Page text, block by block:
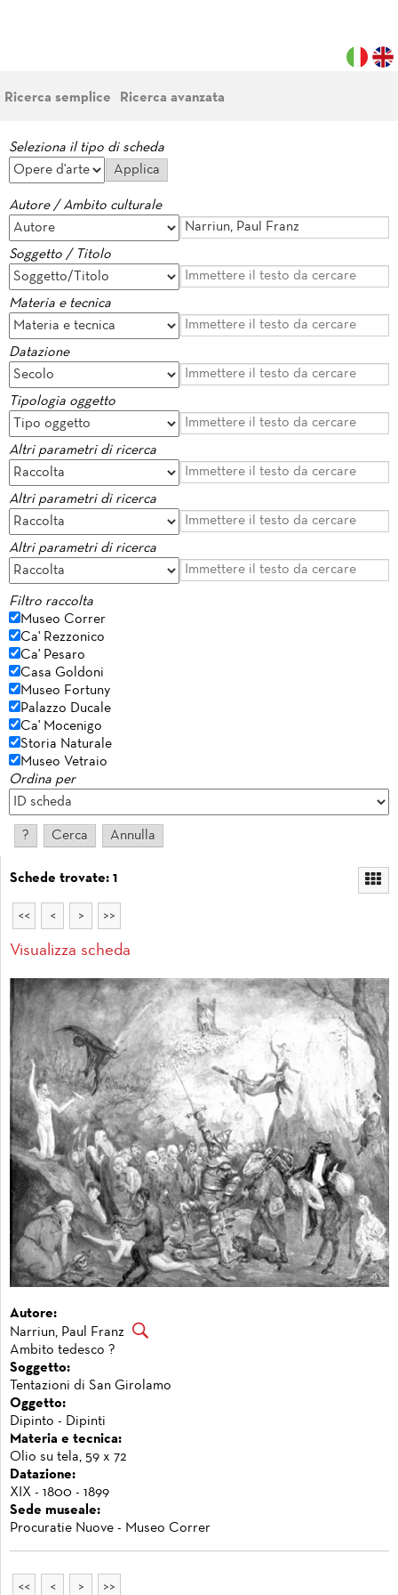
Ricerca semplice Ricerca avanzata
Seleziona il tipo di scheda
Autore / Ambito culturale
Soggetto / Titolo
Materia e tecnica
Datazione
Tipologia oggetto
Altri parametri di ricerca
Altri parametri di ricerca
Altri parametri di ricerca
Filtro raccolta
Museo Correr
Ca' Rezzonico
Ca' Pesaro
Casa Goldoni
Museo Fortuny
Palazzo Ducale
Ca' Mocenigo
Storia Naturale
Museo Vetraio
Ordina per
Schede trovate: 1
<< < > >>
Visualizza scheda
Autore:
Narriun, Paul Franz
Ambito tedesco ?
Soggetto:
Tentazioni di San Girolamo
Oggetto:
Dipinto - Dipinti
Materia e tecnica:
Olio su tela, 59 x 72
Datazione:
XIX - 1800 - 1899
Sede museale:
Procuratie Nuove - Museo Correr
<< < > >>